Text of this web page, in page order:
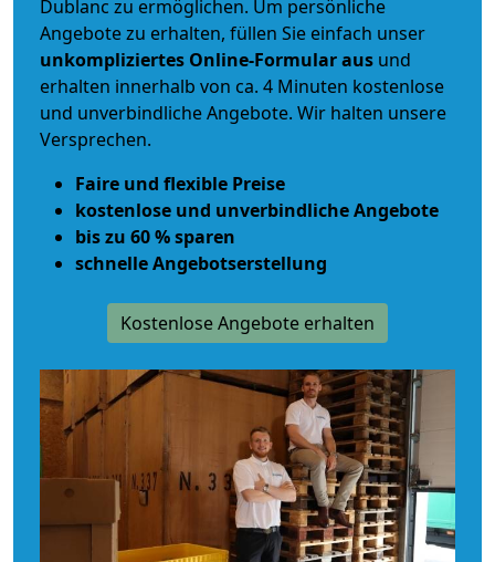
Dublanc zu ermöglichen. Um persönliche
Angebote zu erhalten, füllen Sie einfach unser
unkompliziertes Online-Formular aus und
erhalten innerhalb von ca. 4 Minuten kostenlose
und unverbindliche Angebote. Wir halten unsere
Versprechen.
Faire und flexible Preise
kostenlose und unverbindliche Angebote
bis zu 60 % sparen
schnelle Angebotserstellung
Kostenlose Angebote erhalten